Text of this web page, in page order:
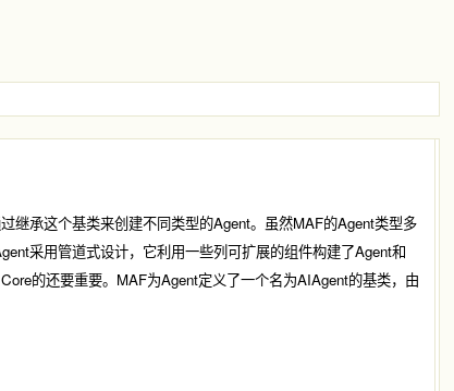
继承这个基类来创建不同类型的Agent。虽然MAF的Agent类型多
采用管道式设计，它利用一些列可扩展的组件构建了Agent和
的还要重要。MAF为Agent定义了一个名为AIAgent的基类，由